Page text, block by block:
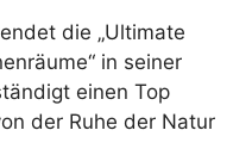
die „Ultimate
in seiner
einen Top
der Ruhe der Natur